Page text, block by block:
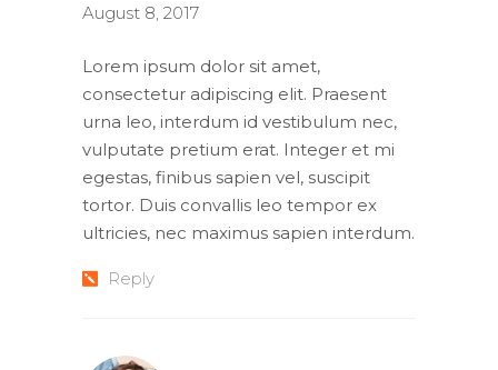
August 8, 2017
Lorem ipsum dolor sit amet,
consectetur adipiscing elit. Praesent
urna leo, interdum id vestibulum nec,
vulputate pretium erat. Integer et mi
egestas, finibus sapien vel, suscipit
tortor. Duis convallis leo tempor ex
ultricies, nec maximus sapien interdum.
Reply